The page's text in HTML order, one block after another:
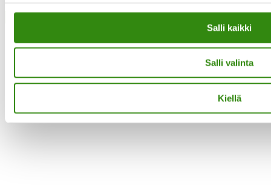
Salli kaikki
Salli valinta
Kiellä